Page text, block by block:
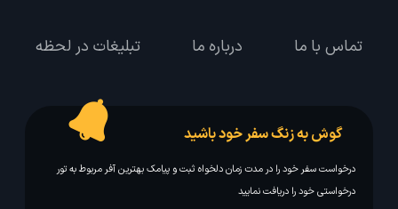
تماس با ما درباره ما تبلیغات در لحظه
گوش به زنگ سفر خود باشید
درخواست سفر خود را در مدت زمان دلخواه ثبت و پیامک بهترین آفر مربوط به تور
درخواستی خود را دریافت نمایید